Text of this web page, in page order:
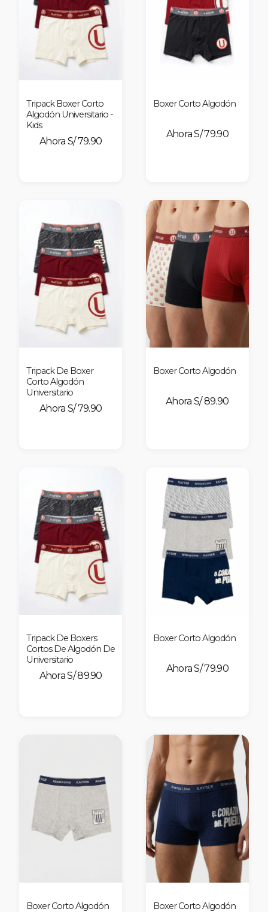
Tripack Boxer Corto
Algodón Universitario -
Kids
S/ 79.90
Boxer Corto Algodón
S/ 79.90
Tripack De Boxer
Corto Algodón
Universitario
S/ 79.90
Boxer Corto Algodón
S/ 89.90
Tripack De Boxers
Cortos De Algodón De
Universitario
S/ 89.90
Boxer Corto Algodón
S/ 79.90
Boxer Corto Algodón Boxer Corto Algodón